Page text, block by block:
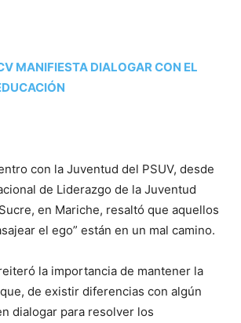
MANIFIESTA DIALOGAR CON EL
con la Juventud del PSUV, desde
de Liderazgo de la Juventud
en Mariche, resaltó que aquellos
el ego” están en un mal camino.
la importancia de mantener la
de existir diferencias con algún
dialogar para resolver los